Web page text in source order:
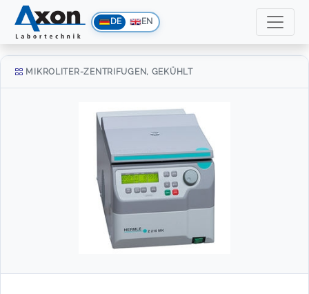
DE EN
MIKROLITER-ZENTRIFUGEN, GEKÜHLT